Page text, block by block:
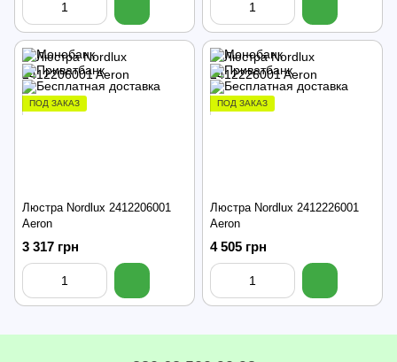
ПОД ЗАКАЗ
Люстра Nordlux 2412206001
Aeron
3 317 грн
ПОД ЗАКАЗ
Люстра Nordlux 2412226001
Aeron
4 505 грн